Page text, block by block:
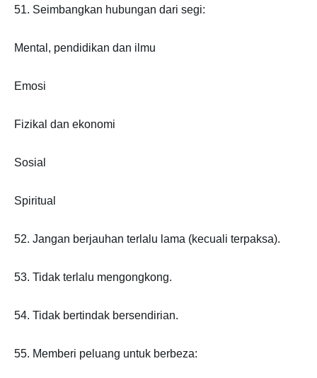
51. Seimbangkan hubungan dari segi:
Mental, pendidikan dan ilmu
Emosi
Fizikal dan ekonomi
Sosial
Spiritual
52. Jangan berjauhan terlalu lama (kecuali terpaksa).
53. Tidak terlalu mengongkong.
54. Tidak bertindak bersendirian.
55. Memberi peluang untuk berbeza: